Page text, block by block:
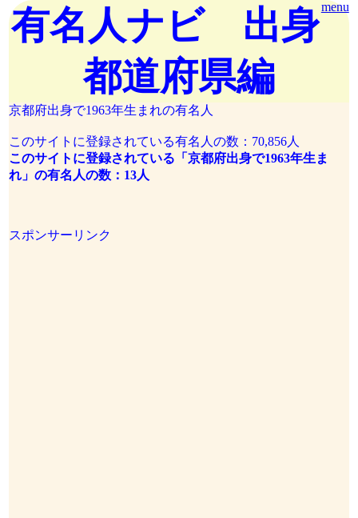
menu
有名人ナビ 出身
都道府県編
京都府出身で1963年生まれの有名人
このサイトに登録されている有名人の数：70,856人
このサイトに登録されている「京都府出身で1963年生ま
れ」の有名人の数：13人
スポンサーリンク